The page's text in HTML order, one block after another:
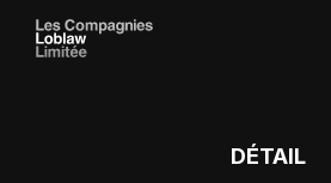
DÉTAIL